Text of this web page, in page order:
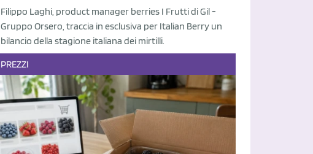
Filippo Laghi, product manager berries I Frutti di Gil -
Gruppo Orsero, traccia in esclusiva per Italian Berry un
bilancio della stagione italiana dei mirtilli.
PREZZI